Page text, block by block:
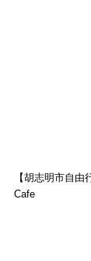
【胡志明市自
Cafe